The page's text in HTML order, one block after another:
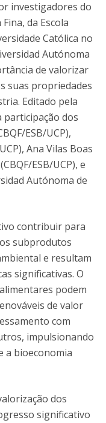
investigadores do
da Escola
Católica no
Autónoma
de valorizar
suas propriedades
Editado pela
participação dos
ESB/UCP),
Ana Vilas Boas
ESB/UCP), e
Autónoma de
contribuir para
subprodutos
e resultam
significativas. O
podem
de valor
com
impulsionando
a bioeconomia
dos
significativo